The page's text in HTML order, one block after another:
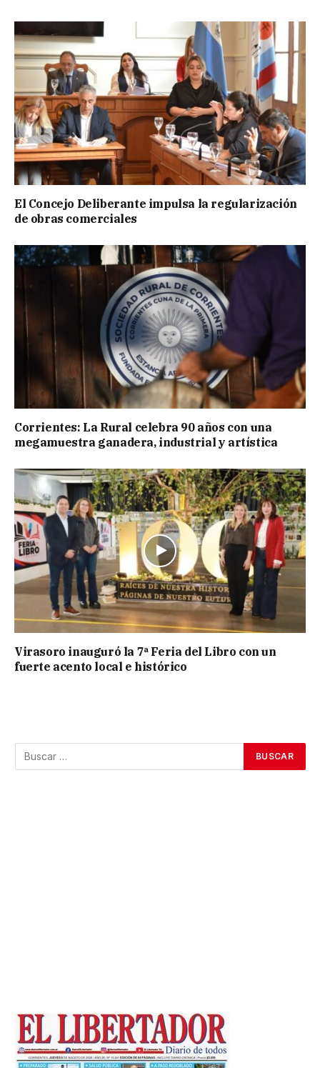
El Concejo Deliberante impulsa la regularización
de obras comerciales
Corrientes: La Rural celebra 90 años con una
megamuestra ganadera, industrial y artística
Virasoro inauguró la 7ª Feria del Libro con un
fuerte acento local e histórico